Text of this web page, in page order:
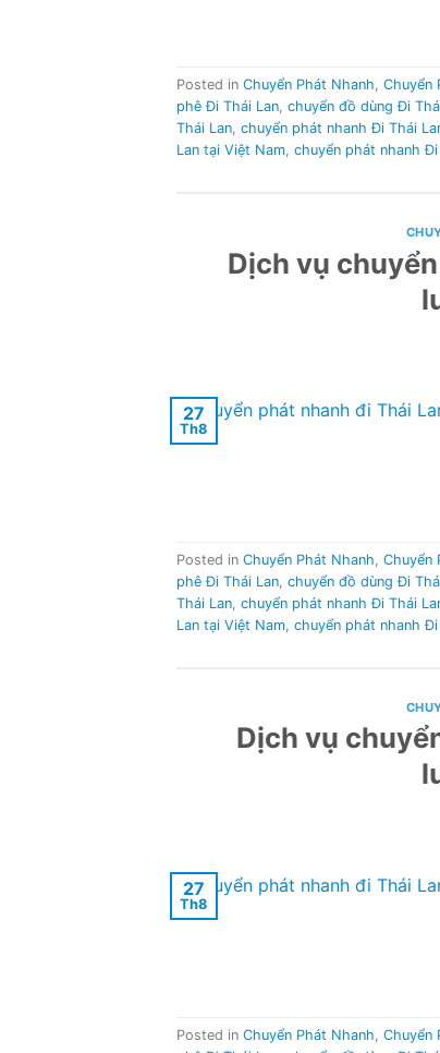
Posted in Chuyển Phát Nhanh, Chuyển
phê Đi Thái Lan, chuyển đồ dùng Đi
Thái Lan, chuyển phát nhanh Đi Thái
Lan tại Việt Nam, chuyển phát nhanh
Dịch vụ
27
Th8
Posted in Chuyển Phát Nhanh, Chuyển
phê Đi Thái Lan, chuyển đồ dùng Đi
Thái Lan, chuyển phát nhanh Đi Thái
Lan tại Việt Nam, chuyển phát nhanh
Dịch vụ
27
Th8
Posted in Chuyển Phát Nhanh Chuyển